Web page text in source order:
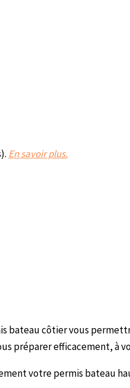
En savoir plus.
bateau côtier vous
préparer efficacement, à
votre permis bateau